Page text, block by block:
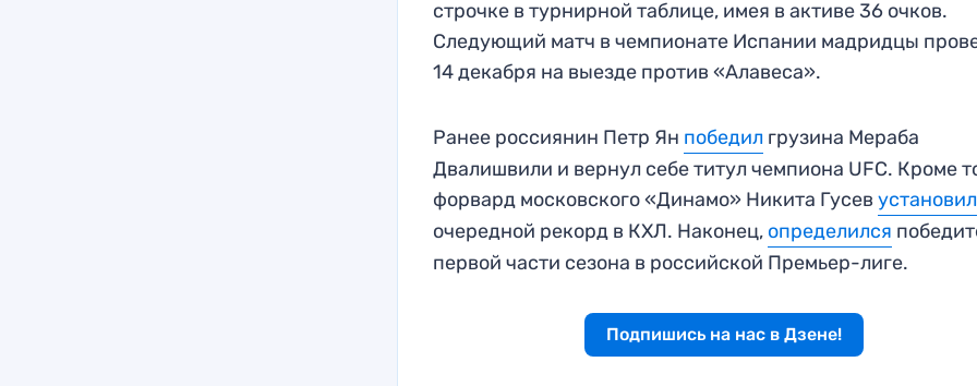
строчке в турнирной таблице, имея в активе 36 очков.
Следующий матч в чемпионате Испании мадридцы
14 декабря на выезде против «Алавеса».
Ранее россиянин Петр Ян победил грузина Мераба
Двалишвили и вернул себе титул чемпиона UFC. Кроме
форвард московского «Динамо» Никита Гусевустановил
очередной рекорд в КХЛ. Наконец, определился
первой части сезона в российской Премьер-лиге.
Подпишись на нас в Дзене!